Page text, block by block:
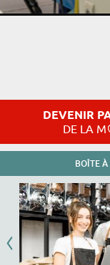
DEVENIR
DE LA M
BOÎTE À